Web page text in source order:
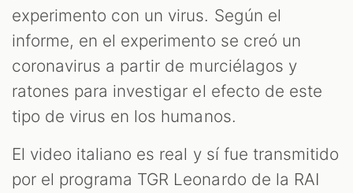
experimento con un virus. Según el
informe, en el experimento se creó un
coronavirus a partir de murciélagos y
ratones para investigar el efecto de este
tipo de virus en los humanos.
El video italiano es real y sí fue transmitido
por el programa TGR Leonardo de la RAI